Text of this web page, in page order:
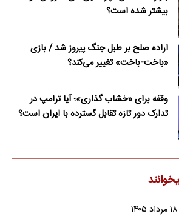
بیشتر شده است؟
اراده صلح بر طبل جنگ پیروز شد / بازی
«باخت-باخت» تغییر می‌کند؟
وقفه برای «خشاب گذاری»؛ آیا ترامپ در
تدارک دور تازه تقابل گسترده با ایران است؟